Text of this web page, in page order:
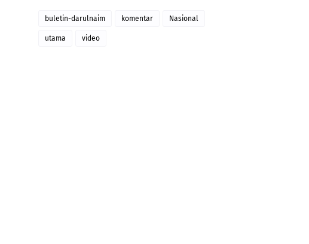
buletin-darulnaim komentar Nasional
utama video